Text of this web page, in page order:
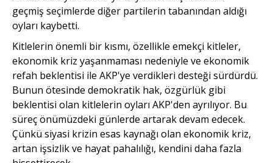
geçmiş seçimlerde diğer partilerin tabanından aldığı
oyları kaybetti.
Kitlelerin önemli bir kısmı, özellikle emekçi kitleler,
ekonomik kriz yaşanmaması nedeniyle ve ekonomik
refah beklentisi ile AKP'ye verdikleri desteği sürdürdü.
Bunun ötesinde demokratik hak, özgürlük gibi
beklentisi olan kitlelerin oyları AKP'den ayrılıyor. Bu
süreç önümüzdeki günlerde artarak devam edecek.
Çünkü siyasi krizin esas kaynağı olan ekonomik kriz,
artan işsizlik ve hayat pahalılığı, kendini daha fazla